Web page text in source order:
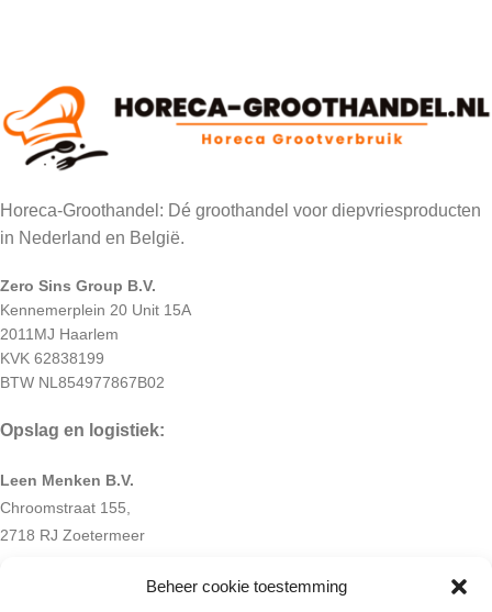
Beheer cookie toestemming
Horeca-Groothandel: Dé groothandel voor diepvriesproducten
in Nederland en België.
Zero Sins Group B.V.
Kennemerplein 20 Unit 15A
2011MJ Haarlem
KVK 62838199
BTW NL854977867B02
Opslag en logistiek:
Leen Menken B.V.
Chroomstraat 155,
2718 RJ Zoetermeer